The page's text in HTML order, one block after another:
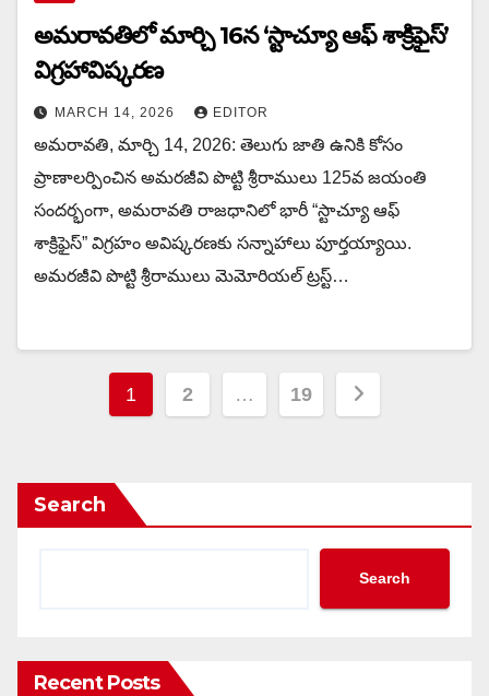
అమరావతిలో మార్చి 16న‌ ‘స్టాచ్యూ ఆఫ్ శాక్రిఫైస్’
విగ్రహావిష్కరణ
MARCH 14, 2026 EDITOR
అమరావతి, మార్చి 14, 2026: తెలుగు జాతి ఉనికి కోసం
ప్రాణాలర్పించిన అమరజీవి పొట్టి శ్రీరాములు 125వ జయంతి
సందర్భంగా, అమరావతి రాజధానిలో భారీ “స్టాచ్యూ ఆఫ్
శాక్రిఫైస్” విగ్రహం అవిష్కరణకు సన్నాహాలు పూర్తయ్యాయి.
అమరజీవి పొట్టి శ్రీరాములు మెమోరియల్ ట్రస్ట్…
Posts
1 2 … 19
Search
Search
Recent Posts